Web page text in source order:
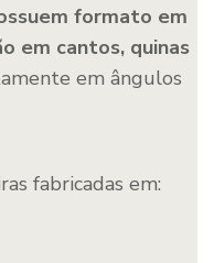
formato em
em cantos, quinas
em ângulos
fabricadas em: